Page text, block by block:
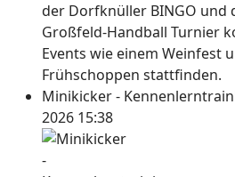
der Dorfknüller BINGO und
Großfeld-Handball Turnier
Events wie einem Weinfest
Frühschoppen stattfinden.
Minikicker -
2026 15:38